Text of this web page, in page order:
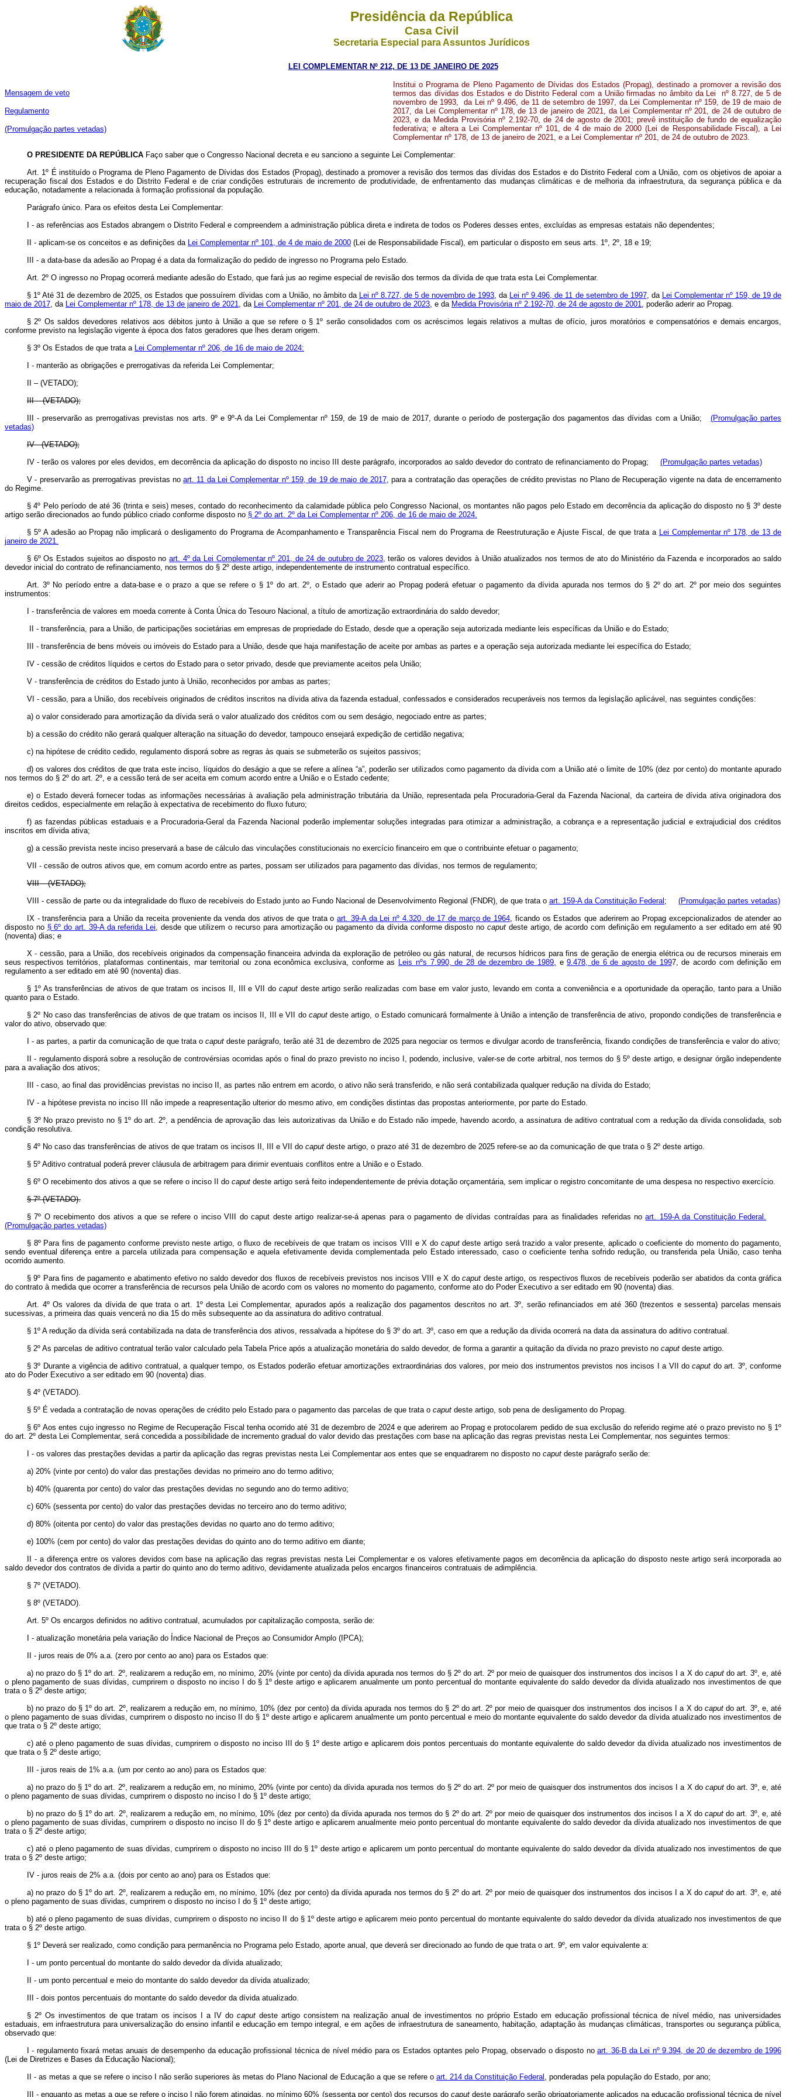
Presidência da República
Casa Civil
Secretaria Especial para Assuntos Jurídicos
LEI COMPLEMENTAR Nº 212, DE 13 DE JANEIRO DE 2025
Mensagem de veto
Regulamento
(Promulgação partes vetadas)
Institui o Programa de Pleno Pagamento de Dívidas dos Estados (Propag), destinado a promover a revisão dos
termos das dívidas dos Estados e do Distrito Federal com a União firmadas no âmbito da Lei nº 8.727, de 5 de
novembro de 1993, da Lei nº 9.496, de 11 de setembro de 1997, da Lei Complementar nº 159, de 19 de maio de
2017, da Lei Complementar nº 178, de 13 de janeiro de 2021, da Lei Complementar nº 201, de 24 de outubro de
2023, e da Medida Provisória nº 2.192-70, de 24 de agosto de 2001; prevê instituição de fundo de equalização
federativa; e altera a Lei Complementar nº 101, de 4 de maio de 2000 (Lei de Responsabilidade Fiscal), a Lei
Complementar nº 178, de 13 de janeiro de 2021, e a Lei Complementar nº 201, de 24 de outubro de 2023.
O PRESIDENTE DA REPÚBLICA Faço saber que o Congresso Nacional decreta e eu sanciono a seguinte Lei Complementar:
Art. 1º É instituído o Programa de Pleno Pagamento de Dívidas dos Estados (Propag), destinado a promover a revisão dos termos das dívidas dos Estados e do Distrito Federal com a União, com os objetivos de apoiar a
recuperação fiscal dos Estados e do Distrito Federal e de criar condições estruturais de incremento de produtividade, de enfrentamento das mudanças climáticas e de melhoria da infraestrutura, da segurança pública e da
educação, notadamente a relacionada à formação profissional da população.
Parágrafo único. Para os efeitos desta Lei Complementar:
I - as referências aos Estados abrangem o Distrito Federal e compreendem a administração pública direta e indireta de todos os Poderes desses entes, excluídas as empresas estatais não dependentes;
II - aplicam-se os conceitos e as definições da Lei Complementar nº 101, de 4 de maio de 2000 (Lei de Responsabilidade Fiscal), em particular o disposto em seus arts. 1º, 2º, 18 e 19;
III - a data-base da adesão ao Propag é a data da formalização do pedido de ingresso no Programa pelo Estado.
Art. 2º O ingresso no Propag ocorrerá mediante adesão do Estado, que fará jus ao regime especial de revisão dos termos da dívida de que trata esta Lei Complementar.
§ 1º Até 31 de dezembro de 2025, os Estados que possuírem dívidas com a União, no âmbito da Lei nº 8.727, de 5 de novembro de 1993, da Lei nº 9.496, de 11 de setembro de 1997, da Lei Complementar nº 159, de 19 de
maio de 2017, da Lei Complementar nº 178, de 13 de janeiro de 2021, da Lei Complementar nº 201, de 24 de outubro de 2023, e da Medida Provisória nº 2.192-70, de 24 de agosto de 2001, poderão aderir ao Propag.
§ 2º Os saldos devedores relativos aos débitos junto à União a que se refere o § 1º serão consolidados com os acréscimos legais relativos a multas de ofício, juros moratórios e compensatórios e demais encargos,
conforme previsto na legislação vigente à época dos fatos geradores que lhes deram origem.
§ 3º Os Estados de que trata a Lei Complementar nº 206, de 16 de maio de 2024:
I - manterão as obrigações e prerrogativas da referida Lei Complementar;
II – (VETADO);
III – (VETADO);
III - preservarão as prerrogativas previstas nos arts. 9º e 9º-A da Lei Complementar nº 159, de 19 de maio de 2017, durante o período de postergação dos pagamentos das dívidas com a União; (Promulgação partes
vetadas)
IV - (VETADO);
IV - terão os valores por eles devidos, em decorrência da aplicação do disposto no inciso III deste parágrafo, incorporados ao saldo devedor do contrato de refinanciamento do Propag; (Promulgação partes vetadas)
V - preservarão as prerrogativas previstas noart. 11 da Lei Complementar nº 159, de 19 de maio de 2017, para a contratação das operações de crédito previstas no Plano de Recuperação vigente na data de encerramento
do Regime.
§ 4º Pelo período de até 36 (trinta e seis) meses, contado do reconhecimento da calamidade pública pelo Congresso Nacional, os montantes não pagos pelo Estado em decorrência da aplicação do disposto no § 3º deste
artigo serão direcionados ao fundo público criado conforme disposto no § 2º do art. 2º da Lei Complementar nº 206, de 16 de maio de 2024.
§ 5º A adesão ao Propag não implicará o desligamento do Programa de Acompanhamento e Transparência Fiscal nem do Programa de Reestruturação e Ajuste Fiscal, de que trata a Lei Complementar nº 178, de 13 de
janeiro de 2021.
§ 6º Os Estados sujeitos ao disposto noart. 4º da Lei Complementar nº 201, de 24 de outubro de 2023, terão os valores devidos à União atualizados nos termos de ato do Ministério da Fazenda e incorporados ao saldo
devedor inicial do contrato de refinanciamento, nos termos do § 2º deste artigo, independentemente de instrumento contratual específico.
Art. 3º No período entre a data-base e o prazo a que se refere o § 1º do art. 2º, o Estado que aderir ao Propag poderá efetuar o pagamento da dívida apurada nos termos do § 2º do art. 2º por meio dos seguintes
instrumentos:
I - transferência de valores em moeda corrente à Conta Única do Tesouro Nacional, a título de amortização extraordinária do saldo devedor;
II - transferência, para a União, de participações societárias em empresas de propriedade do Estado, desde que a operação seja autorizada mediante leis específicas da União e do Estado;
III - transferência de bens móveis ou imóveis do Estado para a União, desde que haja manifestação de aceite por ambas as partes e a operação seja autorizada mediante lei específica do Estado;
IV - cessão de créditos líquidos e certos do Estado para o setor privado, desde que previamente aceitos pela União;
V - transferência de créditos do Estado junto à União, reconhecidos por ambas as partes;
VI - cessão, para a União, dos recebíveis originados de créditos inscritos na dívida ativa da fazenda estadual, confessados e considerados recuperáveis nos termos da legislação aplicável, nas seguintes condições:
a) o valor considerado para amortização da dívida será o valor atualizado dos créditos com ou sem deságio, negociado entre as partes;
b) a cessão do crédito não gerará qualquer alteração na situação do devedor, tampouco ensejará expedição de certidão negativa;
c) na hipótese de crédito cedido, regulamento disporá sobre as regras às quais se submeterão os sujeitos passivos;
d) os valores dos créditos de que trata este inciso, líquidos do deságio a que se refere a alínea “a”, poderão ser utilizados como pagamento da dívida com a União até o limite de 10% (dez por cento) do montante apurado
nos termos do § 2º do art. 2º, e a cessão terá de ser aceita em comum acordo entre a União e o Estado cedente;
e) o Estado deverá fornecer todas as informações necessárias à avaliação pela administração tributária da União, representada pela Procuradoria-Geral da Fazenda Nacional, da carteira de dívida ativa originadora dos
direitos cedidos, especialmente em relação à expectativa de recebimento do fluxo futuro;
f) as fazendas públicas estaduais e a Procuradoria-Geral da Fazenda Nacional poderão implementar soluções integradas para otimizar a administração, a cobrança e a representação judicial e extrajudicial dos créditos
inscritos em dívida ativa;
g) a cessão prevista neste inciso preservará a base de cálculo das vinculações constitucionais no exercício financeiro em que o contribuinte efetuar o pagamento;
VII - cessão de outros ativos que, em comum acordo entre as partes, possam ser utilizados para pagamento das dívidas, nos termos de regulamento;
VIII – (VETADO);
VIII - cessão de parte ou da integralidade do fluxo de recebíveis do Estado junto ao Fundo Nacional de Desenvolvimento Regional (FNDR), de que trata o art. 159-A da Constituição Federal ; (Promulgação partes vetadas)
IX - transferência para a União da receita proveniente da venda dos ativos de que trata oart. 39-A da Lei nº 4.320, de 17 de março de 1964, ficando os Estados que aderirem ao Propag excepcionalizados de atender ao
disposto no § 6º do art. 39-A da referida Lei, desde que utilizem o recurso para amortização ou pagamento da dívida conforme disposto no caputdeste artigo, de acordo com definição em regulamento a ser editado em até 90
(noventa) dias; e
X - cessão, para a União, dos recebíveis originados da compensação financeira advinda da exploração de petróleo ou gás natural, de recursos hídricos para fins de geração de energia elétrica ou de recursos minerais em
seus respectivos territórios, plataformas continentais, mar territorial ou zona econômica exclusiva, conforme as Leis nºs 7.990, de 28 de dezembro de 1989, e9.478, de 6 de agosto de 1997, de acordo com definição em
regulamento a ser editado em até 90 (noventa) dias.
§ 1º As transferências de ativos de que tratam os incisos II, III e VII do caputdeste artigo serão realizadas com base em valor justo, levando em conta a conveniência e a oportunidade da operação, tanto para a União
quanto para o Estado.
§ 2º No caso das transferências de ativos de que tratam os incisos II, III e VII do caputdeste artigo, o Estado comunicará formalmente à União a intenção de transferência de ativo, propondo condições de transferência e
valor do ativo, observado que:
I - as partes, a partir da comunicação de que trata o caput deste parágrafo, terão até 31 de dezembro de 2025 para negociar os termos e divulgar acordo de transferência, fixando condições de transferência e valor do ativo;
II - regulamento disporá sobre a resolução de controvérsias ocorridas após o final do prazo previsto no inciso I, podendo, inclusive, valer-se de corte arbitral, nos termos do § 5º deste artigo, e designar órgão independente
para a avaliação dos ativos;
III - caso, ao final das providências previstas no inciso II, as partes não entrem em acordo, o ativo não será transferido, e não será contabilizada qualquer redução na dívida do Estado;
IV - a hipótese prevista no inciso III não impede a reapresentação ulterior do mesmo ativo, em condições distintas das propostas anteriormente, por parte do Estado.
§ 3º No prazo previsto no § 1º do art. 2º, a pendência de aprovação das leis autorizativas da União e do Estado não impede, havendo acordo, a assinatura de aditivo contratual com a redução da dívida consolidada, sob
condição resolutiva.
§ 4º No caso das transferências de ativos de que tratam os incisos II, III e VII do caput deste artigo, o prazo até 31 de dezembro de 2025 refere-se ao da comunicação de que trata o § 2º deste artigo.
§ 5º Aditivo contratual poderá prever cláusula de arbitragem para dirimir eventuais conflitos entre a União e o Estado.
§ 6º O recebimento dos ativos a que se refere o inciso II do caput deste artigo será feito independentemente de prévia dotação orçamentária, sem implicar o registro concomitante de uma despesa no respectivo exercício.
§ 7º (VETADO).
§ 7º O recebimento dos ativos a que se refere o inciso VIII do caput deste artigo realizar-se-á apenas para o pagamento de dívidas contraídas para as finalidades referidas noart. 159-A da Constituição Federal.
(Promulgação partes vetadas)
§ 8º Para fins de pagamento conforme previsto neste artigo, o fluxo de recebíveis de que tratam os incisos VIII e X do caputdeste artigo será trazido a valor presente, aplicado o coeficiente do momento do pagamento,
sendo eventual diferença entre a parcela utilizada para compensação e aquela efetivamente devida complementada pelo Estado interessado, caso o coeficiente tenha sofrido redução, ou transferida pela União, caso tenha
ocorrido aumento.
§ 9º Para fins de pagamento e abatimento efetivo no saldo devedor dos fluxos de recebíveis previstos nos incisos VIII e X docaput deste artigo, os respectivos fluxos de recebíveis poderão ser abatidos da conta gráfica
do contrato à medida que ocorrer a transferência de recursos pela União de acordo com os valores no momento do pagamento, conforme ato do Poder Executivo a ser editado em 90 (noventa) dias.
Art. 4ºOs valores da dívida de que trata o art. 1º desta Lei Complementar, apurados após a realização dos pagamentos descritos no art. 3º, serão refinanciados em até 360 (trezentos e sessenta) parcelas mensais
sucessivas, a primeira das quais vencerá no dia 15 do mês subsequente ao da assinatura do aditivo contratual.
§ 1º A redução da dívida será contabilizada na data de transferência dos ativos, ressalvada a hipótese do § 3º do art. 3º, caso em que a redução da dívida ocorrerá na data da assinatura do aditivo contratual.
§ 2º As parcelas de aditivo contratual terão valor calculado pela Tabela Price após a atualização monetária do saldo devedor, de forma a garantir a quitação da dívida no prazo previsto no caput deste artigo.
§ 3º Durante a vigência de aditivo contratual, a qualquer tempo, os Estados poderão efetuar amortizações extraordinárias dos valores, por meio dos instrumentos previstos nos incisos I a VII docaput do art. 3º, conforme
ato do Poder Executivo a ser editado em 90 (noventa) dias.
§ 4º (VETADO).
§ 5º É vedada a contratação de novas operações de crédito pelo Estado para o pagamento das parcelas de que trata o caput deste artigo, sob pena de desligamento do Propag.
§ 6º Aos entes cujo ingresso no Regime de Recuperação Fiscal tenha ocorrido até 31 de dezembro de 2024 e que aderirem ao Propag e protocolarem pedido de sua exclusão do referido regime até o prazo previsto no § 1º
do art. 2º desta Lei Complementar, será concedida a possibilidade de incremento gradual do valor devido das prestações com base na aplicação das regras previstas nesta Lei Complementar, nos seguintes termos:
I - os valores das prestações devidas a partir da aplicação das regras previstas nesta Lei Complementar aos entes que se enquadrarem no disposto no caput deste parágrafo serão de:
a) 20% (vinte por cento) do valor das prestações devidas no primeiro ano do termo aditivo;
b) 40% (quarenta por cento) do valor das prestações devidas no segundo ano do termo aditivo;
c) 60% (sessenta por cento) do valor das prestações devidas no terceiro ano do termo aditivo;
d) 80% (oitenta por cento) do valor das prestações devidas no quarto ano do termo aditivo;
e) 100% (cem por cento) do valor das prestações devidas do quinto ano do termo aditivo em diante;
II - a diferença entre os valores devidos com base na aplicação das regras previstas nesta Lei Complementar e os valores efetivamente pagos em decorrência da aplicação do disposto neste artigo será incorporada ao
saldo devedor dos contratos de dívida a partir do quinto ano do termo aditivo, devidamente atualizada pelos encargos financeiros contratuais de adimplência.
§ 7º (VETADO).
§ 8º (VETADO).
Art. 5º Os encargos definidos no aditivo contratual, acumulados por capitalização composta, serão de:
I - atualização monetária pela variação do Índice Nacional de Preços ao Consumidor Amplo (IPCA);
II - juros reais de 0% a.a. (zero por cento ao ano) para os Estados que:
a) no prazo do § 1º do art. 2º, realizarem a redução em, no mínimo, 20% (vinte por cento) da dívida apurada nos termos do § 2º do art. 2º por meio de quaisquer dos instrumentos dos incisos I a X do caputdo art. 3º, e, até
o pleno pagamento de suas dívidas, cumprirem o disposto no inciso I do § 1º deste artigo e aplicarem anualmente um ponto percentual do montante equivalente do saldo devedor da dívida atualizado nos investimentos de que
trata o § 2º deste artigo;
b) no prazo do § 1º do art. 2º, realizarem a redução em, no mínimo, 10% (dez por cento) da dívida apurada nos termos do § 2º do art. 2º por meio de quaisquer dos instrumentos dos incisos I a X do caputdo art. 3º, e, até
o pleno pagamento de suas dívidas, cumprirem o disposto no inciso II do § 1º deste artigo e aplicarem anualmente um ponto percentual e meio do montante equivalente do saldo devedor da dívida atualizado nos investimentos de
que trata o § 2º deste artigo;
c) até o pleno pagamento de suas dívidas, cumprirem o disposto no inciso III do § 1º deste artigo e aplicarem dois pontos percentuais do montante equivalente do saldo devedor da dívida atualizado nos investimentos de
que trata o § 2º deste artigo;
III - juros reais de 1% a.a. (um por cento ao ano) para os Estados que:
a) no prazo do § 1º do art. 2º, realizarem a redução em, no mínimo, 20% (vinte por cento) da dívida apurada nos termos do § 2º do art. 2º por meio de quaisquer dos instrumentos dos incisos I a X do caputdo art. 3º, e, até
o pleno pagamento de suas dívidas, cumprirem o disposto no inciso I do § 1º deste artigo;
b) no prazo do § 1º do art. 2º, realizarem a redução em, no mínimo, 10% (dez por cento) da dívida apurada nos termos do § 2º do art. 2º por meio de quaisquer dos instrumentos dos incisos I a X do caputdo art. 3º, e, até
o pleno pagamento de suas dívidas, cumprirem o disposto no inciso II do § 1º deste artigo e aplicarem anualmente meio ponto percentual do montante equivalente do saldo devedor da dívida atualizado nos investimentos de que
trata o § 2º deste artigo;
c) até o pleno pagamento de suas dívidas, cumprirem o disposto no inciso III do § 1º deste artigo e aplicarem um ponto percentual do montante equivalente do saldo devedor da dívida atualizado nos investimentos de que
trata o § 2º deste artigo;
IV - juros reais de 2% a.a. (dois por cento ao ano) para os Estados que:
a) no prazo do § 1º do art. 2º, realizarem a redução em, no mínimo, 10% (dez por cento) da dívida apurada nos termos do § 2º do art. 2º por meio de quaisquer dos instrumentos dos incisos I a X do caputdo art. 3º, e, até
o pleno pagamento de suas dívidas, cumprirem o disposto no inciso I do § 1º deste artigo;
b) até o pleno pagamento de suas dívidas, cumprirem o disposto no inciso II do § 1º deste artigo e aplicarem meio ponto percentual do montante equivalente do saldo devedor da dívida atualizado nos investimentos de que
trata o § 2º deste artigo.
§ 1º Deverá ser realizado, como condição para permanência no Programa pelo Estado, aporte anual, que deverá ser direcionado ao fundo de que trata o art. 9º, em valor equivalente a:
I - um ponto percentual do montante do saldo devedor da dívida atualizado;
II - um ponto percentual e meio do montante do saldo devedor da dívida atualizado;
III - dois pontos percentuais do montante do saldo devedor da dívida atualizado.
§ 2º Os investimentos de que tratam os incisos I a IV do caputdeste artigo consistem na realização anual de investimentos no próprio Estado em educação profissional técnica de nível médio, nas universidades
estaduais, em infraestrutura para universalização do ensino infantil e educação em tempo integral, e em ações de infraestrutura de saneamento, habitação, adaptação às mudanças climáticas, transportes ou segurança pública,
observado que:
I - regulamento fixará metas anuais de desempenho da educação profissional técnica de nível médio para os Estados optantes pelo Propag, observado o disposto noart. 36-B da Lei nº 9.394, de 20 de dezembro de 1996
(Lei de Diretrizes e Bases da Educação Nacional);
II - as metas a que se refere o inciso I não serão superiores às metas do Plano Nacional de Educação a que se refere o art. 214 da Constituição Federal , ponderadas pela população do Estado, por ano;
III - enquanto as metas a que se refere o inciso I não forem atingidas, no mínimo 60% (sessenta por cento) dos recursos do caputdeste parágrafo serão obrigatoriamente aplicados na educação profissional técnica de nível